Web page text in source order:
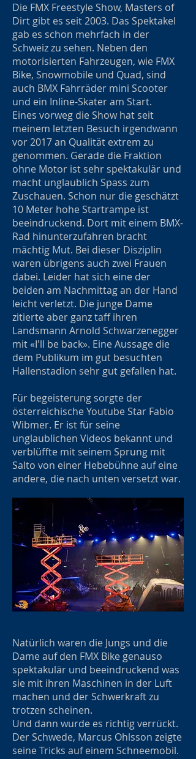
Die FMX Freestyle Show, Masters of
Dirt gibt es seit 2003. Das Spektakel
gab es schon mehrfach in der
Schweiz zu sehen. Neben den
motorisierten Fahrzeugen, wie FMX
Bike, Snowmobile und Quad, sind
auch BMX Fahrräder mini Scooter
und ein Inline-Skater am Start.
Eines vorweg die Show hat seit
meinem letzten Besuch irgendwann
vor 2017 an Qualität extrem zu
genommen. Gerade die Fraktion
ohne Motor ist sehr spektakulär und
macht unglaublich Spass zum
Zuschauen. Schon nur die geschätzt
10 Meter hohe Startrampe ist
beeindruckend. Dort mit einem BMX-
Rad hinunterzufahren bracht
mächtig Mut. Bei dieser Disziplin
waren übrigens auch zwei Frauen
dabei. Leider hat sich eine der
beiden am Nachmittag an der Hand
leicht verletzt. Die junge Dame
zitierte aber ganz taff ihren
Landsmann Arnold Schwarzenegger
mit «I'll be back». Eine Aussage die
dem Publikum im gut besuchten
Hallenstadion sehr gut gefallen hat.
Für begeisterung sorgte der
österreichische Youtube Star Fabio
Wibmer. Er ist für seine
unglaublichen Videos bekannt und
verblüffte mit seinem Sprung mit
Salto von einer Hebebühne auf eine
andere, die nach unten versetzt war.
Natürlich waren die Jungs und die
Dame auf den FMX Bike genauso
spektakulär und beeindruckend was
sie mit ihren Maschinen in der Luft
machen und der Schwerkraft zu
trotzen scheinen.
Und dann wurde es richtig verrückt.
Der Schwede, Marcus Ohlsson zeigte
seine Tricks auf einem Schneemobil.